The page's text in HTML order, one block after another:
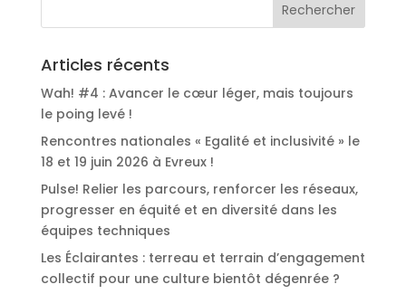
Articles récents
Wah! #4 : Avancer le cœur léger, mais toujours
le poing levé !
Rencontres nationales « Egalité et inclusivité » le
18 et 19 juin 2026 à Evreux !
Pulse! Relier les parcours, renforcer les réseaux,
progresser en équité et en diversité dans les
équipes techniques
Les Éclairantes : terreau et terrain d’engagement
collectif pour une culture bientôt dégenrée ?